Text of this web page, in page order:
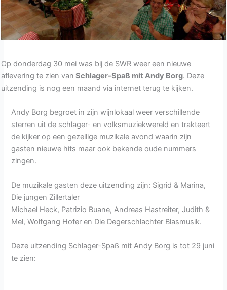
Op donderdag 30 mei was bij de SWR weer een nieuwe
aflevering te zien van Schlager-Spaß mit Andy Borg. Deze
uitzending is nog een maand via internet terug te kijken.
Andy Borg begroet in zijn wijnlokaal weer verschillende
sterren uit de schlager- en volksmuziekwereld en trakteert
de kijker op een gezellige muzikale avond waarin zijn
gasten nieuwe hits maar ook bekende oude nummers
zingen.
De muzikale gasten deze uitzending zijn: Sigrid & Marina,
Die jungen Zillertaler
Michael Heck, Patrizio Buane, Andreas Hastreiter, Judith &
Mel, Wolfgang Hofer en Die Degerschlachter Blasmusik.
Deze uitzending Schlager-Spaß mit Andy Borg is tot 29 juni
te zien: